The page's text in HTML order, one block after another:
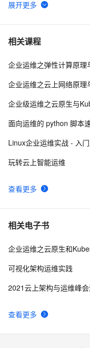
6
DevOps实践：持续集
7 web自动化测试-
8 逾半数全球商业领袖
PowerShell.
10Python办公自动化实
相关课程
查看更多
企业运维之弹性计算原理
企业运维之云上网络原理
企业级运维之云原生与
面向运维的 python 脚本
Linux企业运维实战 - 入
玩转云上智能运维
相关电子书
查看更多
企业运维之云原生和
可视化架构运维实践
2021云上架构与运维峰